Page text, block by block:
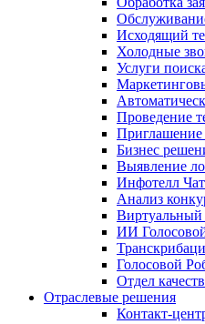
Исходящий
Холодные
Услуги
Проведение
Приглашение
Бизнес
Выявление
Инфотелл Чат
Анализ
Виртуальный
ИИ
Голосовой
Отдел
Отраслевые решения
Контакт-